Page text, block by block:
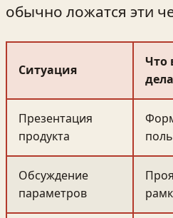
обычно ложатся эти
Ситуация
Что
Презентация
продукта
Обсуждение
параметров